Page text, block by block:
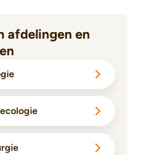
afdelingen en